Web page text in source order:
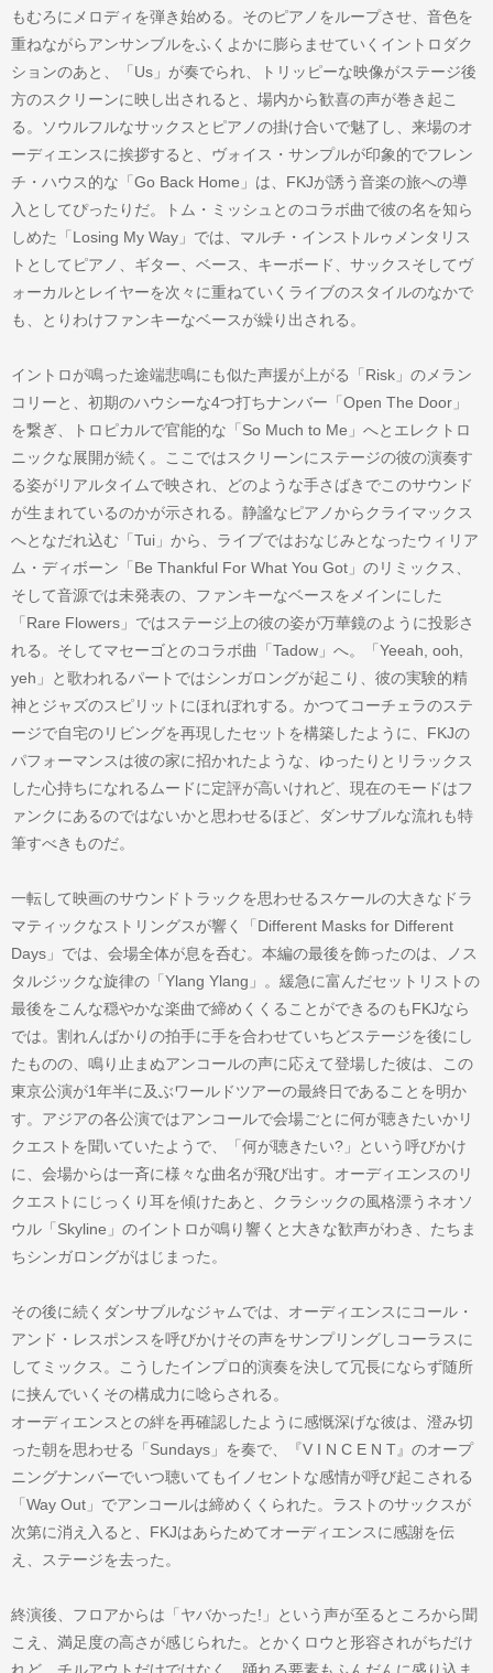
もむろにメロディを弾き始める。そのピアノをループさせ、音色を
重ねながらアンサンブルをふくよかに膨らませていくイントロダク
ションのあと、「Us」が奏でられ、トリッピーな映像がステージ後
方のスクリーンに映し出されると、場内から歓喜の声が巻き起こ
る。ソウルフルなサックスとピアノの掛け合いで魅了し、来場のオ
ーディエンスに挨拶すると、ヴォイス・サンプルが印象的でフレン
チ・ハウス的な「Go Back Home」は、FKJが誘う音楽の旅への導
入としてぴったりだ。トム・ミッシュとのコラボ曲で彼の名を知ら
しめた「Losing My Way」では、マルチ・インストルゥメンタリス
トとしてピアノ、ギター、ベース、キーボード、サックスそしてヴ
ォーカルとレイヤーを次々に重ねていくライブのスタイルのなかで
も、とりわけファンキーなベースが繰り出される。
イントロが鳴った途端悲鳴にも似た声援が上がる「Risk」のメラン
コリーと、初期のハウシーな4つ打ちナンバー「Open The Door」
を繋ぎ、トロピカルで官能的な「So Much to Me」へとエレクトロ
ニックな展開が続く。ここではスクリーンにステージの彼の演奏す
る姿がリアルタイムで映され、どのような手さばきでこのサウンド
が生まれているのかが示される。静謐なピアノからクライマックス
へとなだれ込む「Tui」から、ライブではおなじみとなったウィリア
ム・ディボーン「Be Thankful For What You Got」のリミックス、
そして音源では未発表の、ファンキーなベースをメインにした
「Rare Flowers」ではステージ上の彼の姿が万華鏡のように投影さ
れる。そしてマセーゴとのコラボ曲「Tadow」へ。「Yeeah, ooh,
yeh」と歌われるパートではシンガロングが起こり、彼の実験的精
神とジャズのスピリットにほれぼれする。かつてコーチェラのステ
ージで自宅のリビングを再現したセットを構築したように、FKJの
パフォーマンスは彼の家に招かれたような、ゆったりとリラックス
した心持ちになれるムードに定評が高いけれど、現在のモードはフ
ァンクにあるのではないかと思わせるほど、ダンサブルな流れも特
筆すべきものだ。
一転して映画のサウンドトラックを思わせるスケールの大きなドラ
マティックなストリングスが響く「Different Masks for Different
Days」では、会場全体が息を呑む。本編の最後を飾ったのは、ノス
タルジックな旋律の「Ylang Ylang」。緩急に富んだセットリストの
最後をこんな穏やかな楽曲で締めくくることができるのもFKJなら
では。割れんばかりの拍手に手を合わせていちどステージを後にし
たものの、鳴り止まぬアンコールの声に応えて登場した彼は、この
東京公演が1年半に及ぶワールドツアーの最終日であることを明か
す。アジアの各公演ではアンコールで会場ごとに何が聴きたいかリ
クエストを聞いていたようで、「何が聴きたい?」という呼びかけ
に、会場からは一斉に様々な曲名が飛び出す。オーディエンスのリ
クエストにじっくり耳を傾けたあと、クラシックの風格漂うネオソ
ウル「Skyline」のイントロが鳴り響くと大きな歓声がわき、たちま
ちシンガロングがはじまった。
その後に続くダンサブルなジャムでは、オーディエンスにコール・
アンド・レスポンスを呼びかけその声をサンプリングしコーラスに
してミックス。こうしたインプロ的演奏を決して冗長にならず随所
に挟んでいくその構成力に唸らされる。
オーディエンスとの絆を再確認したように感慨深げな彼は、澄み切
った朝を思わせる「Sundays」を奏で、『V I N C E N T』のオープ
ニングナンバーでいつ聴いてもイノセントな感情が呼び起こされる
「Way Out」でアンコールは締めくくられた。ラストのサックスが
次第に消え入ると、FKJはあらためてオーディエンスに感謝を伝
え、ステージを去った。
終演後、フロアからは「ヤバかった!」という声が至るところから聞
こえ、満足度の高さが感じられた。とかくロウと形容されがちだけ